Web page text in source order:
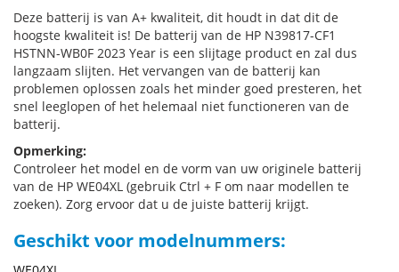
Deze batterij is van A+ kwaliteit, dit houdt in dat dit de
hoogste kwaliteit is! De batterij van de HP N39817-CF1
HSTNN-WB0F 2023 Year is een slijtage product en zal dus
langzaam slijten. Het vervangen van de batterij kan
problemen oplossen zoals het minder goed presteren, het
snel leeglopen of het helemaal niet functioneren van de
batterij.
Opmerking:
Controleer het model en de vorm van uw originele batterij
van de HP WE04XL (gebruik Ctrl + F om naar modellen te
zoeken). Zorg ervoor dat u de juiste batterij krijgt.
Geschikt voor modelnummers: